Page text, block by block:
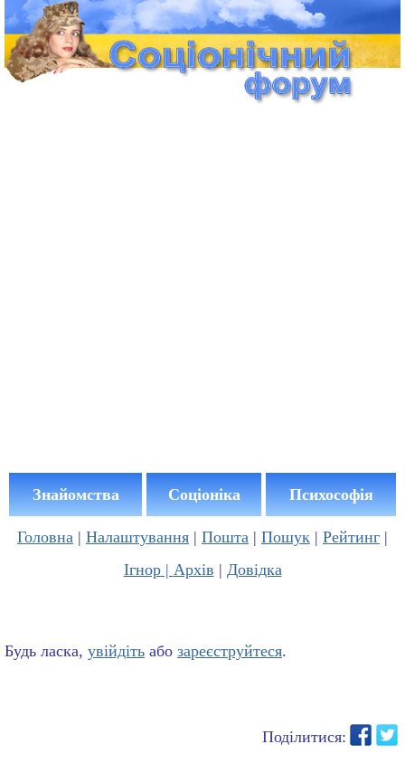
Знайомства Соціоніка Психософія
Головна | Налаштування | Пошта | Пошук | Рейтинг |
Ігнор | Архів | Довідка
Будь ласка, увійдіть або зареєструйтеся.
Поділитися: